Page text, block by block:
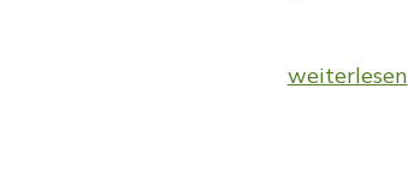
weiterlesen